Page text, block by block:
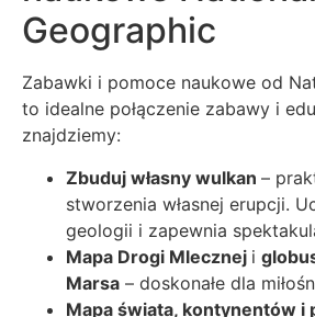
Geographic
Zabawki i pomoce naukowe od
to idealne połączenie zabawy i
znajdziemy:
Zbuduj własny wulkan –
stworzenia własnej erupcji.
geologii i zapewnia
Mapa Drogi Mlecznej i
Marsa – doskonałe dla
Mapa świata, kontynentów i